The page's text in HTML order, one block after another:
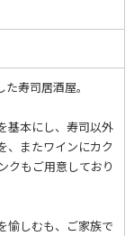
寿司居酒屋。
基本にし、寿司以外
、またワインにカク
クもご用意しており
愉しむも、ご家族で